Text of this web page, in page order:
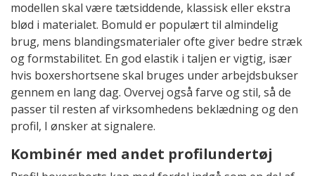
modellen skal være tætsiddende, klassisk eller ekstra
blød i materialet. Bomuld er populært til almindelig
brug, mens blandingsmaterialer ofte giver bedre stræk
og formstabilitet. En god elastik i taljen er vigtig, især
hvis boxershortsene skal bruges under arbejdsbukser
gennem en lang dag. Overvej også farve og stil, så de
passer til resten af virksomhedens beklædning og den
profil, I ønsker at signalere.
Kombinér med andet profilundertøj